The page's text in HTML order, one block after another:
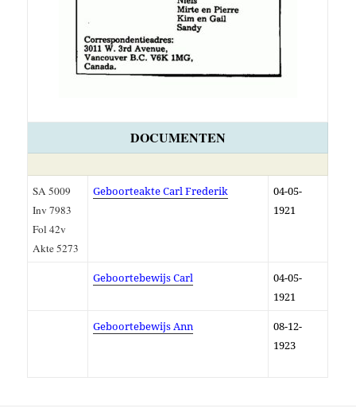
DOCUMENTEN
SA 5009
Inv 7983
Fol 42v
Akte 5273
Geboorteakte Carl Frederik
04-05-
1921
Geboortebewijs Carl
04-05-
1921
Geboortebewijs Ann
08-12-
1923